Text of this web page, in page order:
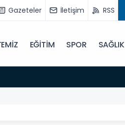
Gazeteler İletişim RSS
EĞİTİM SPOR SAĞLIK